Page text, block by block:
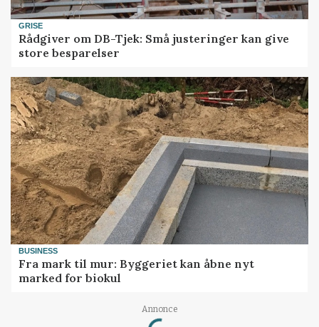
GRISE
Rådgiver om DB-Tjek: Små justeringer kan give
store besparelser
BUSINESS
Fra mark til mur: Byggeriet kan åbne nyt
marked for biokul
Annonce
Loading...